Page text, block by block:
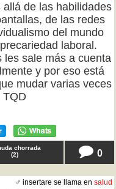
de las habilidades
de las redes
del mundo
laboral.
les sale más a cuenta
y por eso está
mudar varias veces
TQD
chorrada
(2) 0
♂ insertare se llama en salud